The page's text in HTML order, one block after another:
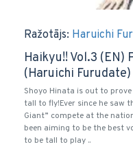
Ražotājs: Haruichi
Haikyu!! Vol.3 (EN)
(Haruichi Furudate)
Shoyo Hinata is out to
tall to fly!Ever since he saw
Giant” compete at the
been aiming to be the best
to be tall to play ..